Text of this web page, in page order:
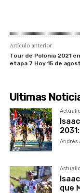
Artículo anterior
Tour de Polonia 2021 en
etapa 7 Hoy 15 de
Ultimas
Andrés
que